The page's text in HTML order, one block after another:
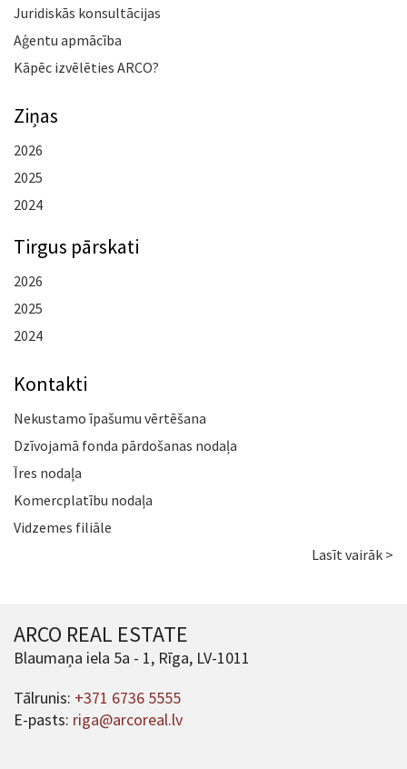
Juridiskās konsultācijas
Aģentu apmācība
Kāpēc izvēlēties ARCO?
Ziņas
2026
2025
2024
Tirgus pārskati
2026
2025
2024
Kontakti
Nekustamo īpašumu vērtēšana
Dzīvojamā fonda pārdošanas nodaļa
Īres nodaļa
Komercplatību nodaļa
Vidzemes filiāle
Lasīt vairāk >
ARCO REAL ESTATE
Blaumaņa iela 5a - 1, Rīga, LV-1011
Tālrunis: +371 6736 5555
E-pasts: riga@arcoreal.lv